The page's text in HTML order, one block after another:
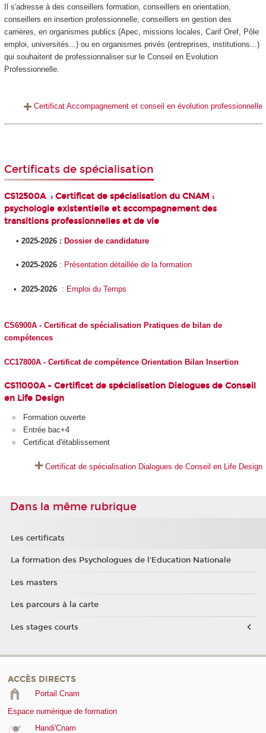
Il s'adresse à des conseillers formation, conseillers en orientation,
conseillers en insertion professionnelle, conseillers en gestion des
carrières, en organismes publics (Apec, missions locales, Carif Oref, Pôle
emploi, universités...) ou en organismes privés (entreprises, institutions...)
qui souhaitent de professionnaliser sur le Conseil en Evolution
Professionnelle.
Certificat Accompagnement et conseil en évolution professionnelle
Certificats de spécialisation
CS12500A : Certificat de spécialisation du CNAM :
psychologie existentielle et accompagnement des
transitions professionnelles et de vie
• 2025-2026 : Dossier de candidature
• 2025-2026: Présentation détaillée de la formation
• 2025-2026: Emploi du Temps
CS6900A - Certificat de spécialisation Pratiques de bilan de
compétences
CC17800A - Certificat de compétence Orientation Bilan Insertion
CS11000A - Certificat de spécialisation Dialogues de Conseil
en Life Design
Formation ouverte
Entrée bac+4
Certificat d'établissement
Certificat de spécialisation Dialogues de Conseil en Life Design
Dans la même rubrique
Les certificats
La formation des Psychologues de l'Education Nationale
Les masters
Les parcours à la carte
Les stages courts
ACCÈS DIRECTS
Portail Cnam
Espace numérique de formation
Handi'Cnam